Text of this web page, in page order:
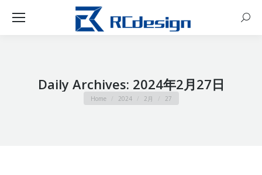
Daily Archives: 2024年2月27日
You are here:
Home 2024 2月 27